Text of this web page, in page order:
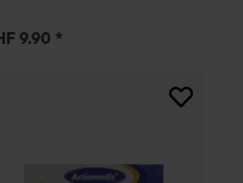
9.90 *